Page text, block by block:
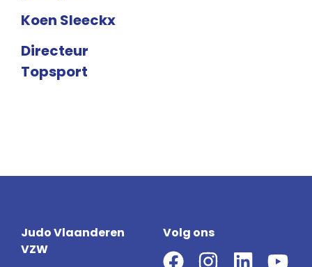
Koen Sleeckx
Directeur
Topsport
Judo Vlaanderen
VZW
Volg ons